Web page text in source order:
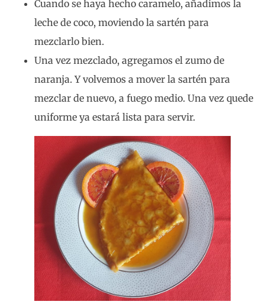
Cuando se haya hecho caramelo, añadimos la
leche de coco, moviendo la sartén para
mezclarlo bien.
Una vez mezclado, agregamos el zumo de
naranja. Y volvemos a mover la sartén para
mezclar de nuevo, a fuego medio. Una vez quede
uniforme ya estará lista para servir.